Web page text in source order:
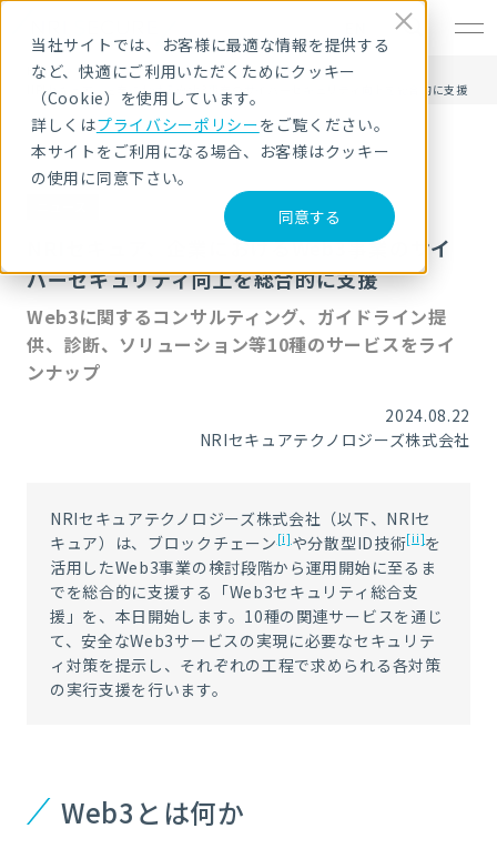
当社サイトでは、お客様に最適な情報を提供する
など、快適にご利用いただくためにクッキー
（Cookie）を使用しています。
詳しくはプライバシーポリシーをご覧ください。
本サイトをご利用になる場合、お客様はクッキー
の使用に同意下さい。
同意する
HOME
ニュース・トピックス
NRIセキュア、企業におけるWeb3事業のサイバーセキュリティ向上を総合的に支援
NRIセキュア、企業におけるWeb3事業のサイ
バーセキュリティ向上を総合的に支援
Web3に関するコンサルティング、ガイドライン提
供、診断、ソリューション等10種のサービスをライ
ンナップ
2024.08.22
NRIセキュアテクノロジーズ株式会社
NRIセキュアテクノロジーズ株式会社（以下、NRIセ
キュア）は、ブロックチェーン[i]や分散型ID技術[ii]を
活用したWeb3事業の検討段階から運用開始に至るま
でを総合的に支援する「Web3セキュリティ総合支
援」を、本日開始します。10種の関連サービスを通じ
て、安全なWeb3サービスの実現に必要なセキュリテ
ィ対策を提示し、それぞれの工程で求められる各対策
の実行支援を行います。
Web3とは何か